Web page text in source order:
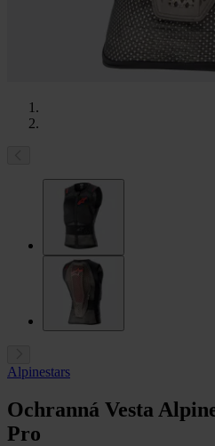
Alpinestars
Ochranná Vesta
Pro